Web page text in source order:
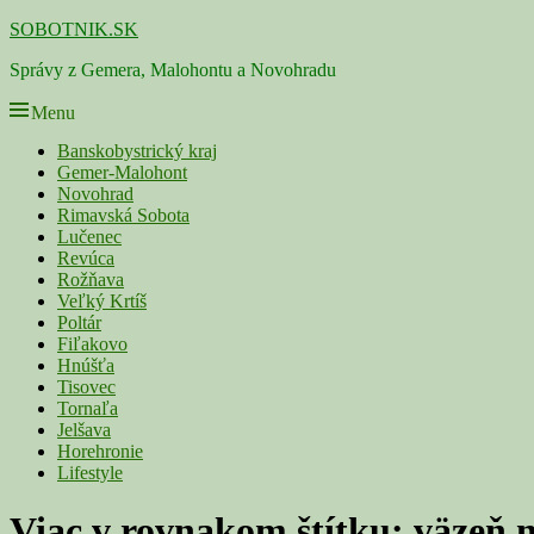
Skip
content
SOBOTNIK.SK
Správy z Gemera, Malohontu a Novohradu
Menu
Primárne
menu
Banskobystrický kraj
Gemer-Malohont
Novohrad
Rimavská Sobota
Lučenec
Revúca
Rožňava
Veľký Krtíš
Poltár
Fiľakovo
Hnúšťa
Tisovec
Tornaľa
Jelšava
Horehronie
Lifestyle